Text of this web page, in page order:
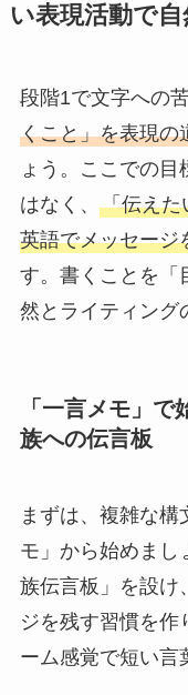
い表現活動で
段階1で文字への
くこと」を表現の
ょう。ここでの
はなく、 「伝えた
英語でメッセージ
す。書くことを「
然とライティング
「一言メモ」
族への伝言板
まずは、複雑な構
モ」から始めまし
族伝言板」を設け
ジを残す習慣を作
ーム感覚で短い言